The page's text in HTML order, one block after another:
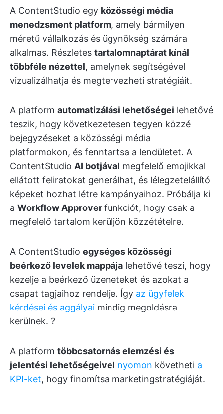
A ContentStudio egy közösségi média
menedzsment platform, amely bármilyen
méretű vállalkozás és ügynökség számára
alkalmas. Részletes tartalomnaptárat kínál
többféle nézettel, amelynek segítségével
vizualizálhatja és megtervezheti stratégiáit.
A platform automatizálási lehetőségei lehetővé
teszik, hogy következetesen tegyen közzé
bejegyzéseket a közösségi média
platformokon, és fenntartsa a lendületet. A
ContentStudio AI botjával megfelelő emojikkal
ellátott feliratokat generálhat, és lélegzetelállító
képeket hozhat létre kampányaihoz. Próbálja ki
a Workflow Approverfunkciót, hogy csak a
megfelelő tartalom kerüljön közzétételre.
A ContentStudio egységes közösségi
beérkező levelek mappája lehetővé teszi, hogy
kezelje a beérkező üzeneteket és azokat a
csapat tagjaihoz rendelje. Így az ügyfelek
kérdései és aggályai mindig megoldásra
kerülnek. ?
A platform többcsatornás elemzési és
jelentési lehetőségeivel nyomon követheti a
KPI-ket, hogy finomítsa marketingstratégiáját.